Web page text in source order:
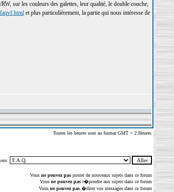
sur les couleurs des galettes, leur qualité, le double couche,
et plus particulièrement, la partie qui nous intéresse de
Toutes les heures sont au format GMT + 2 Heures
Vous ne pouvez pasposter de nouveaux sujets dans ce forum
Vous ne pouvez pasr�pondre aux sujets dans ce forum
Vous ne pouvez pas�diter vos messages dans ce forum